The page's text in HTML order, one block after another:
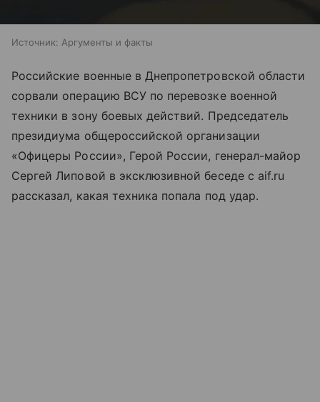
Источник: Аргументы и факты
Российские военные в Днепропетровской области
сорвали операцию ВСУ по перевозке военной
техники в зону боевых действий. Председатель
президиума общероссийской организации
«Офицеры России», Герой России, генерал-майор
Сергей Липовой в эксклюзивной беседе с aif.ru
рассказал, какая техника попала под удар.